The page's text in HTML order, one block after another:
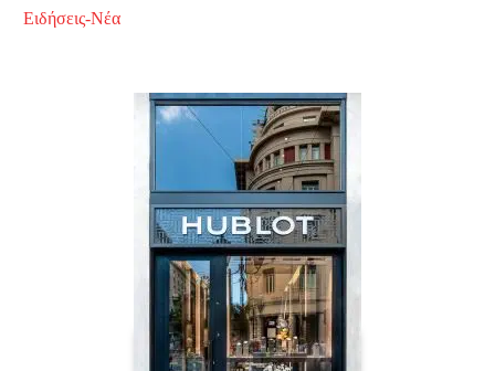
Ειδήσεις-Νέα